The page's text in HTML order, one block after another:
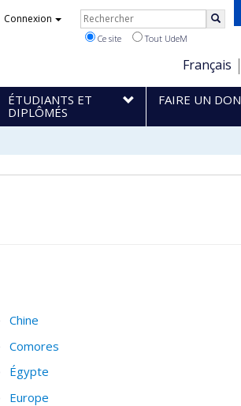
Choix
de
la
langue
Français
Connexion Rechercher
Ce site Tout UdeM
ÉTUDIANTS ET
DIPLÔMÉS
FAIRE UN DON
Chine
Comores
Égypte
Europe